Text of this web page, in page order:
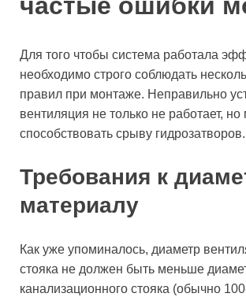
Для того чтобы система работала
необходимо строго соблюдать
правил при монтаже. Неправильно
вентиляция не только не работает,
способствовать срыву гидрозатворов.
Требования к
материалу
Как уже упоминалось, диаметр
стояка не должен быть меньше
канализационного стояка (обычно